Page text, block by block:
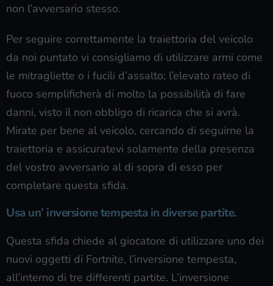
non l’avversario stesso.
Per seguire correttamente la traiettoria del veicolo
da noi puntato vi consigliamo di utilizzare armi come
le mitragliette o i fucili d’assalto; l’elevato rateo di
fuoco semplificherà di molto la possibilità di fare
danni, visto il non obbligo di ricarica che si avrà.
Mirate per bene al veicolo, cercando di seguirne la
traiettoria e assicuratevi solamente della presenza
del vostro avversario al di sopra di esso per
completare questa sfida.
Usa un’ inversione tempesta in diverse partite.
Questa sfida chiede al giocatore di utilizzare uno dei
nuovi oggetti di Fortnite, l’inversione tempesta,
all’interno di tre differenti partite. L’inversione